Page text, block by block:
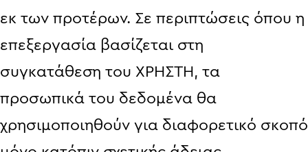
εκ των προτέρων. Σε περιπτώσεις όπου η
επεξεργασία βασίζεται στη
συγκατάθεση του ΧΡΗΣΤΗ, τα
προσωπικά του δεδομένα θα
χρησιμοποιηθούν για διαφορετικό σκοπό